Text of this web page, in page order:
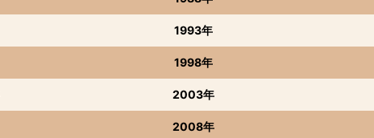
1993年
1998年
2003年
2008年